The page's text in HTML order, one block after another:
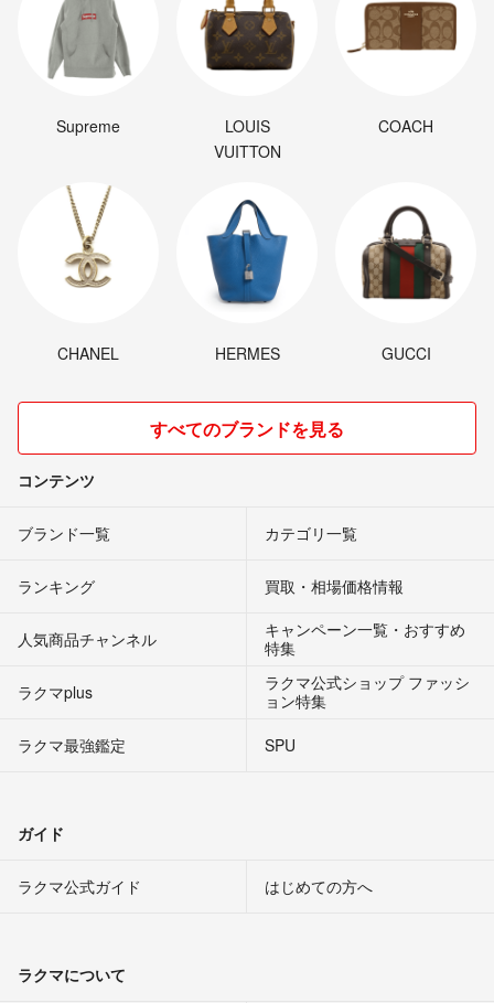
Supreme
LOUIS
VUITTON
COACH
CHANEL HERMES GUCCI
すべてのブランドを見る
コンテンツ
ブランド一覧 カテゴリ一覧
ランキング 買取・相場価格情報
人気商品チャンネル
キャンペーン一覧・おすすめ
特集
ラクマplus
ラクマ公式ショップ ファッシ
ョン特集
ラクマ最強鑑定
SPU
ガイド
ラクマ公式ガイド はじめての方へ
ラクマについて